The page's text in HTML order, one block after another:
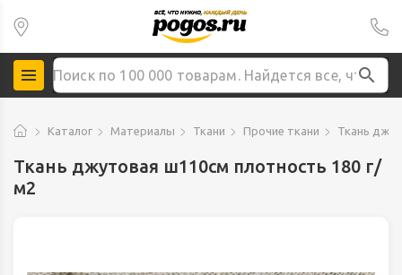
Каталог Материалы Ткани Прочие ткани Ткань
Ткань джутовая ш110см плотность 180 г/
м2